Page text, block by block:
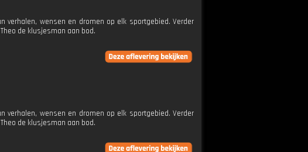
verhalen, wensen en dromen op elk sportgebied. Verder
de klusjesman aan bod.
verhalen, wensen en dromen op elk sportgebied. Verder
de klusjesman aan bod.